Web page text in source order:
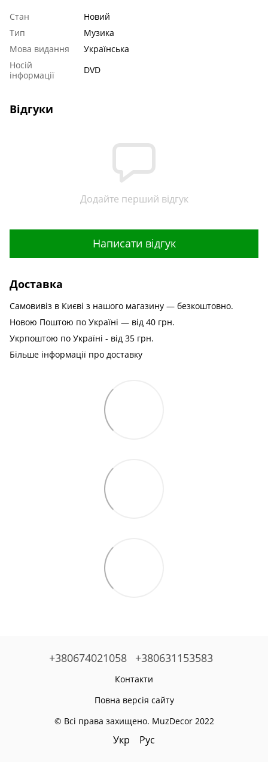
Стан
Новий
Тип
Музика
Мова видання
Українська
Носій
інформації
DVD
Відгуки
Додайте перший відгук
Написати відгук
Доставка
Самовивіз в Києві з нашого магазину — безкоштовно.
Новою Поштою по Україні — від 40 грн.
Укрпоштою по Україні - від 35 грн.
Більше інформації про доставку
+380674021058 +380631153583
Контакти
Повна версія сайту
© Всі права захищено. MuzDecor 2022
Укр Рус